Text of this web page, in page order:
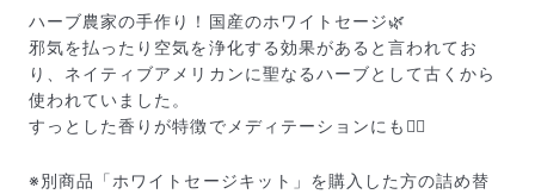
出荷前に水揚げ（花が水を吸いやすくなる処理）を施
し、専用ボックスに丁寧に梱包してお届けしています。
きゅっとまとめられて一見窮屈そうに見えますが、輸送
中の衝撃による折れや擦れを軽減する効果があります。
ハーブ農家の手作り！国産のホワイトセージ🌿
邪気を払ったり空気を浄化する効果があると言われてお
り、ネイティブアメリカンに聖なるハーブとして古くから
使われていました。
すっとした香りが特徴でメディテーションにも🧘‍♀️
※別商品「ホワイトセージキット」を購入した方の詰め替